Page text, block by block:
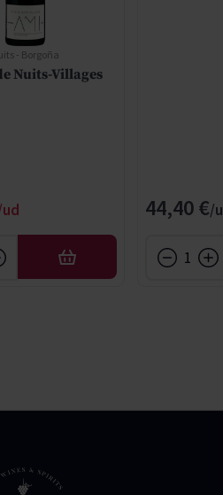
- Borgoña
Nuits-Villages
AÑADIR
44,40 €